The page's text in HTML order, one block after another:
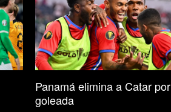
Panamá elimina a Catar por
goleada